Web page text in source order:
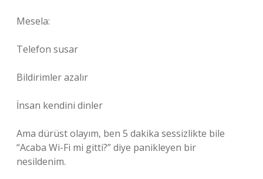
Mesela:
Telefon susar
Bildirimler azalır
İnsan kendini dinler
Ama dürüst olayım, ben 5 dakika sessizlikte bile
“Acaba Wi-Fi mi gitti?” diye panikleyen bir
nesildenim.